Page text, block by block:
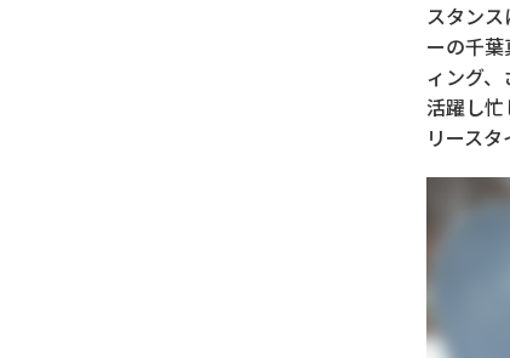
スタン
ーの千
ィング
活躍し
リース